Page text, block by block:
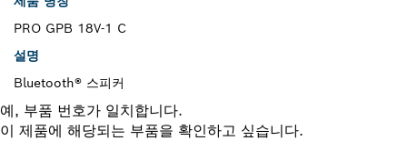
PRO GPB 18V-1 C
설명
Bluetooth® 스피커
예, 부품 번호가 일치합니다.
이 제품에 해당되는 부품을 확인하고 싶습니다.